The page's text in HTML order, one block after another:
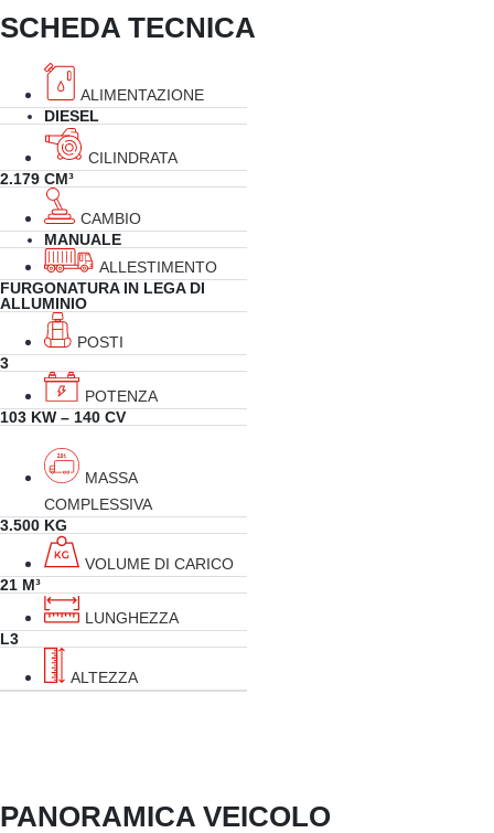
SCHEDA TECNICA
ALIMENTAZIONE
DIESEL
CILINDRATA
2.179 CM³
CAMBIO
MANUALE
ALLESTIMENTO
FURGONATURA IN LEGA DI
ALLUMINIO
POSTI
3
POTENZA
103 KW – 140 CV
MASSA
COMPLESSIVA
3.500 KG
VOLUME DI CARICO
21 M³
LUNGHEZZA
L3
ALTEZZA
PANORAMICA VEICOLO